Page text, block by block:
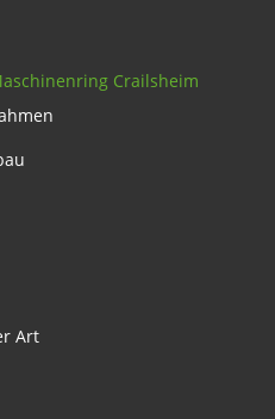
Crailsheim
Art